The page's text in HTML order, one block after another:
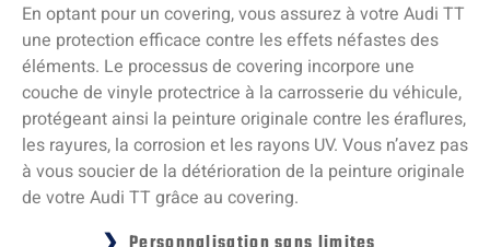
En optant pour un covering, vous assurez à votre Audi TT
une protection efficace contre les effets néfastes des
éléments. Le processus de covering incorpore une
couche de vinyle protectrice à la carrosserie du véhicule,
protégeant ainsi la peinture originale contre les éraflures,
les rayures, la corrosion et les rayons UV. Vous n’avez pas
à vous soucier de la détérioration de la peinture originale
de votre Audi TT grâce au covering.